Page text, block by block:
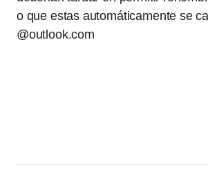
o que estas automáticamente se
@outlook.com